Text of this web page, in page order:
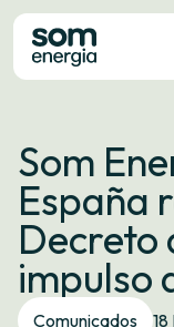
Tarifas
Servicios
Empresas
La
Contacto
Trámites
Som
España
Decreto
impulso
Comunicados